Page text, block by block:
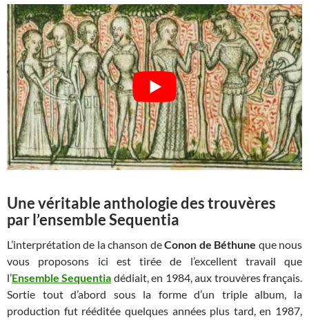
Une véritable anthologie des trouvères
par l’ensemble Sequentia
L’interprétation de la chanson deConon de Béthune que nous
vous proposons ici est tirée de l’excellent travail que
l’Ensemble Sequentia dédiait, en 1984, aux trouvères français.
Sortie tout d’abord sous la forme d’un triple album, la
production fut rééditée quelques années plus tard, en 1987,